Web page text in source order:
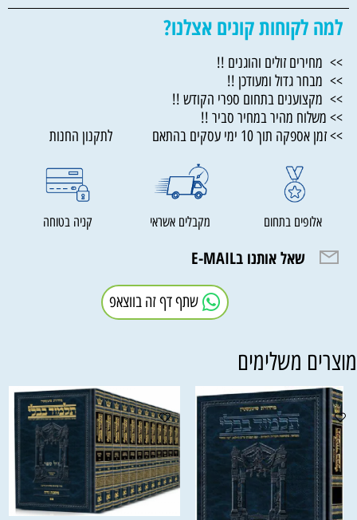
למה לקוחות קונים אצלנו?
>> מחירים זולים והוגנים !!
>> מבחר גדול ומעודכן !!
>> מקצוענים בתחום ספרי הקודש !!
>> משלוח מהיר במחיר סביר !!
>> זמן אספקה תוך 10 ימי עסקים בהתאם לתקנון החנות
אלופים בתחום מקבלים אשראי קניה בטוחה
שאל אותנו בE-MAIL
שתף דף זה בווצאפ
משלימים